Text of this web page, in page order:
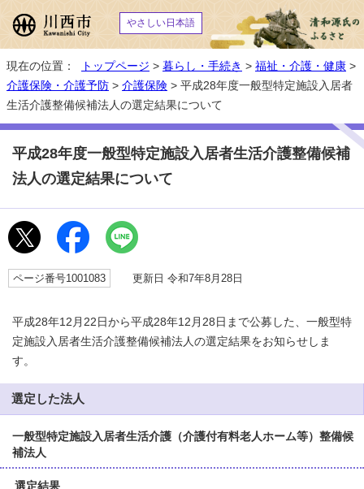
やさしい日本語
現在の位置： トップページ > 暮らし・手続き > 福祉・介護・健康 >
介護保険・介護予防 > 介護保険 > 平成28年度一般型特定施設入居者
生活介護整備候補法人の選定結果について
平成28年度一般型特定施設入居者生活介護整備候補
法人の選定結果について
ページ番号1001083 更新日 令和7年8月28日
平成28年12月22日から平成28年12月28日まで公募した、一般型特
定施設入居者生活介護整備候補法人の選定結果をお知らせしま
す。
選定した法人
一般型特定施設入居者生活介護（介護付有料老人ホーム等）整備候
補法人
選定結果